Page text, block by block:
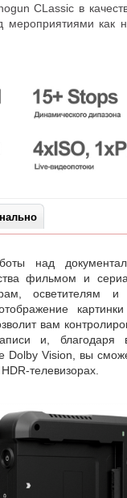
СLassic в
как
над
фильмом и
,
осветителям и
вам
и,
благодаря
Dolby Vision, вы
HDR-телевизорах.